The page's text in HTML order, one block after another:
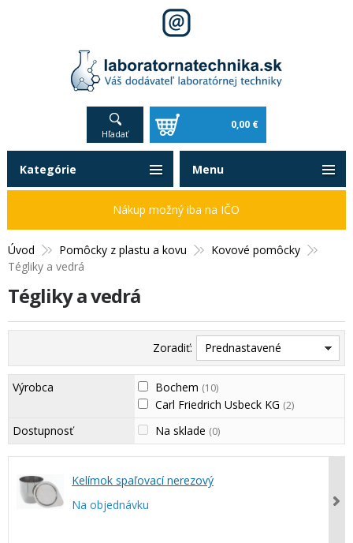
Hľadať
0,00 €
Úvod Pomôcky z plastu a kovu
Kovové pomôcky
Tégliky a vedrá
Tégliky a vedrá
Zoradiť: Prednastavené
Výrobca Bochem (10)
Carl Friedrich Usbeck KG (2)
Dostupnosť Na sklade (0)
Kelímok spaľovací nerezový
Na objednávku
Kategórie
Nákup možný iba na IČO
Menu